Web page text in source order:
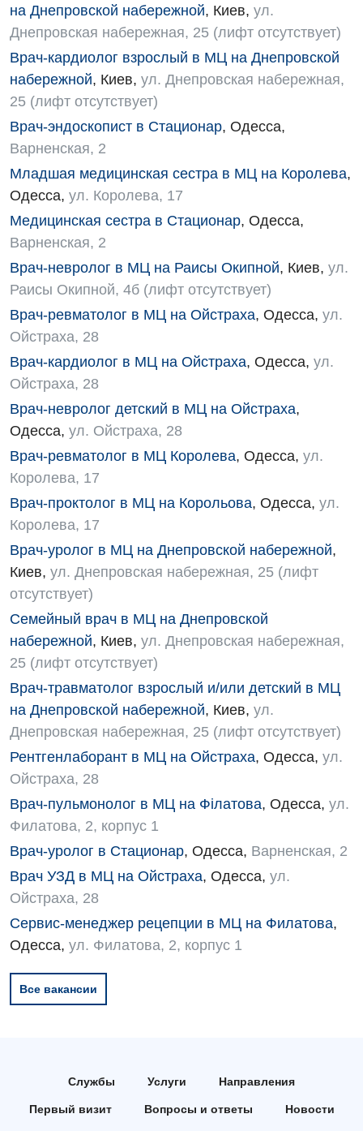
Детская неврология
Детская ортопедия и травматология
Детская оториноларингология
Детская офтальмология
Детская урология
Детская хирургия
Детская эндокринология
на Днепровской набережной, Киев, ул.
Днепровская набережная, 25 (лифт отсутствует)
Врач-кардиолог взрослый в МЦ на Днепровской
набережной, Киев, ул. Днепровская набережная,
25 (лифт отсутствует)
Врач-эндоскопист в Стационар, Одесса,
Варненская, 2
Младшая медицинская сестра в МЦ на Королева,
Одесса, ул. Королева, 17
Медицинская сестра в Стационар, Одесса,
Варненская, 2
Врач-невролог в МЦ на Раисы Окипной, Киев, ул.
Раисы Окипной, 4б (лифт отсутствует)
Врач-ревматолог в МЦ на Ойстраха, Одесса, ул.
Ойстраха, 28
Врач-кардиолог в МЦ на Ойстраха, Одесса, ул.
Ойстраха, 28
Врач-невролог детский в МЦ на Ойстраха,
Одесса, ул. Ойстраха, 28
Врач-ревматолог в МЦ Королева, Одесса, ул.
Королева, 17
Врач-проктолог в МЦ на Корольова, Одесса, ул.
Королева, 17
Врач-уролог в МЦ на Днепровской набережной,
Киев, ул. Днепровская набережная, 25 (лифт
отсутствует)
Семейный врач в МЦ на Днепровской
набережной, Киев, ул. Днепровская набережная,
25 (лифт отсутствует)
Врач-травматолог взрослый и/или детский в МЦ
на Днепровской набережной, Киев, ул.
Днепровская набережная, 25 (лифт отсутствует)
Рентгенлаборант в МЦ на Ойстраха, Одесса, ул.
Ойстраха, 28
Врач-пульмонолог в МЦ на Філатова, Одесса, ул.
Филатова, 2, корпус 1
Врач-уролог в Стационар, Одесса, Варненская, 2
Врач УЗД в МЦ на Ойстраха, Одесса, ул.
Ойстраха, 28
Сервис-менеджер рецепции в МЦ на Филатова,
Одесса, ул. Филатова, 2, корпус 1
Все вакансии
Службы Услуги Направления
Первый визит Вопросы и ответы Новости